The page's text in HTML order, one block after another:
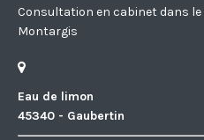
Consultation en cabinet dans
Montargis
Eau de limon
45340 - Gaubertin